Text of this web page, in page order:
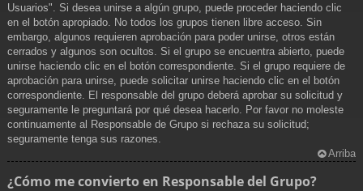
Usuarios". Si desea unirse a algún grupo, puede proceder haciendo clic
en el botón apropiado. No todos los grupos tienen libre acceso. Sin
embargo, algunos requieren aprobación para poder unirse, otros están
cerrados y algunos son ocultos. Si el grupo se encuentra abierto, puede
unirse haciendo clic en el botón correspondiente. Si el grupo requiere de
aprobación para unirse, puede solicitar unirse haciendo clic en el botón
correspondiente. El responsable del grupo deberá aprobar su solicitud y
seguramente le preguntará por qué desea hacerlo. Por favor no moleste
continuamente al Responsable de Grupo si rechaza su solicitud;
seguramente tenga sus razones.
Arriba
¿Cómo me convierto en Responsable del Grupo?